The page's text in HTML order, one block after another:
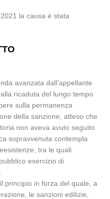
la causa è stata
avanzata dall’appellante
ricaduta del lungo tempo
sulla permanenza
della sanzione, atteso che
non aveva avuto seguito
sopravvenuta contempla
tra le quali
esercizio di
principio in forza del quale, a
le sanzioni edilizie,